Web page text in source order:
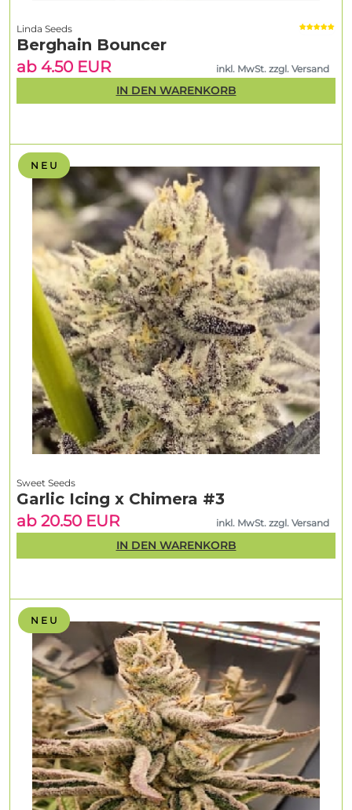
N E U
N E U
Sweet Seeds
Garlic Icing x Chimera #3
ab 20.50 EUR
inkl. MwSt. zzgl. Versand
IN DEN WARENKORB
Linda Seeds
Berghain Bouncer
ab 4.50 EUR
inkl. MwSt. zzgl. Versand
IN DEN WARENKORB